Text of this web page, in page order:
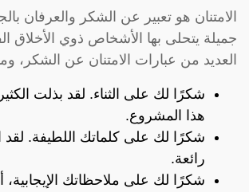
الامتنان هو تعبير عن الشكر والعرفان
جميلة يتحلى بها الأشخاص ذوي الأخلاق
العديد من عبارات الامتنان عن الشكر،
شكرًا لك على الثناء. لقد بذلت
هذا المشروع.
شكرًا لك على كلماتك اللطيفة. لقد
رائعة.
شكرًا لك على ملاحظاتك الإيجابية،